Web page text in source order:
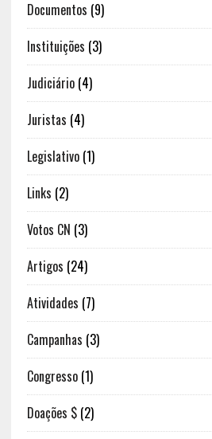
Documentos (9)
Instituições (3)
Judiciário(4)
Juristas (4)
Legislativo(1)
Links (2)
Votos CN (3)
Artigos (24)
Atividades (7)
Campanhas (3)
Congresso(1)
Doações $(2)